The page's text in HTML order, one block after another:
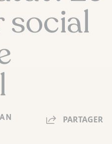
PARTAGER